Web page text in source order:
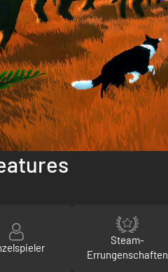
Steam-
Errungenschaften